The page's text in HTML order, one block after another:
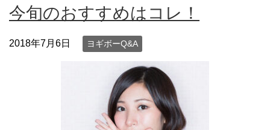
今旬のおすすめはコレ！
2018年7月6日 ヨギボーQ&A